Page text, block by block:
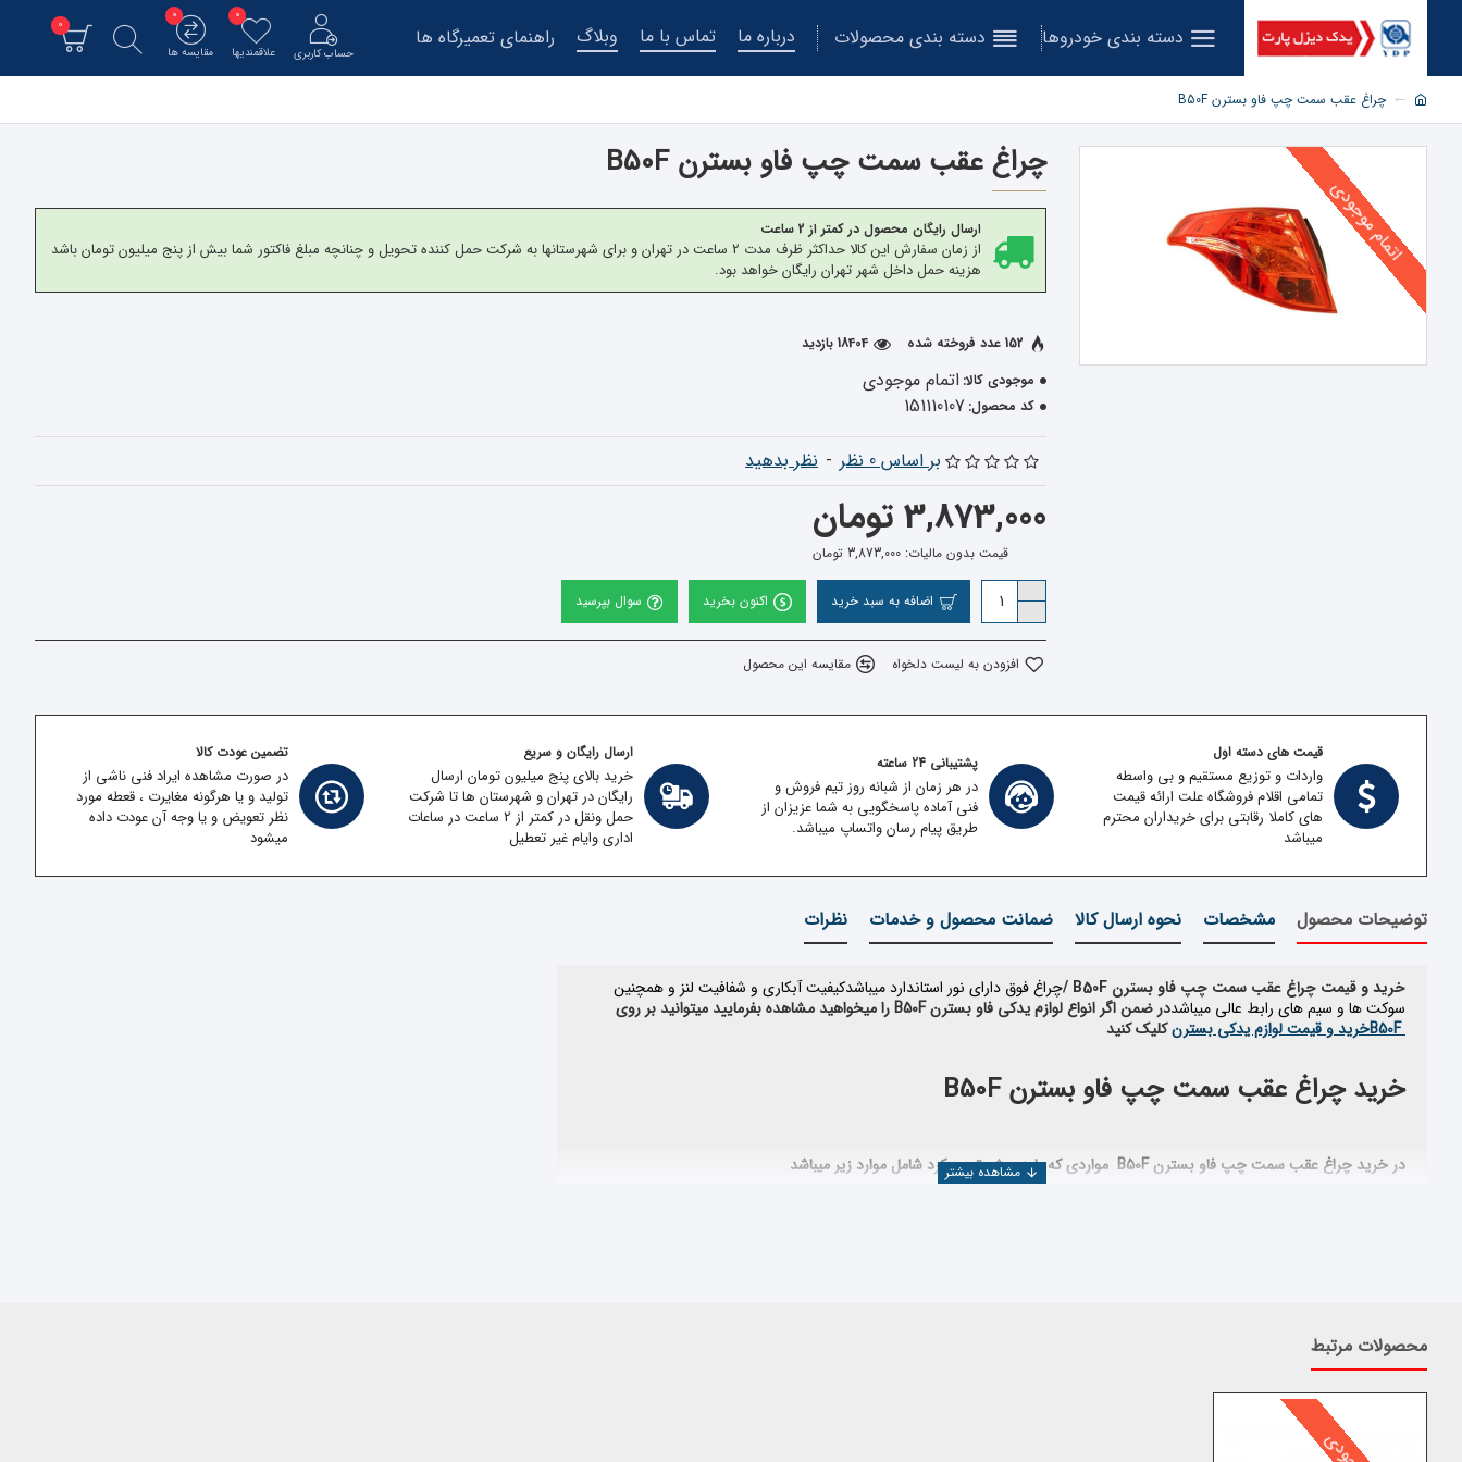
دسته بندی خودروها دسته بندی محصولات درباره ما تماس با ما وبلاگ راهنمای تعمیرگاه ها
حساب کاربری علاقمندیها
0
مقایسه ها
0
0
چراغ عقب سمت چپ فاو بسترن B50F
اتمام موجودی
چراغ عقب سمت چپ فاو بسترن B50F
ارسال رایگان محصول در کمتر از 2 ساعت
از زمان سفارش این کالا حداکثر ظرف مدت 2 ساعت در تهران و برای شهرستانها به شرکت حمل کننده تحویل و چنانچه مبلغ فاکتور شما بیش از پنج میلیون تومان باشد
هزینه حمل داخل شهر تهران رایگان خواهد بود.
موجودی کالا: اتمام موجودی
کد محصول: 151110107
152 عدد فروخته شده 18404 بازدید
بر اساس 0 نظر - نظر بدهید
3,873,000 تومان
قیمت بدون مالیات: 3,873,000 تومان
اضافه به سبد خرید اکنون بخرید سوال بپرسید
افزودن به لیست دلخواه مقایسه این محصول
قیمت های دسته اول
واردات و توزیع مستقیم و بی واسطه
تمامی اقلام فروشگاه علت ارائه قیمت
های کاملا رقابتی برای خریداران محترم
میباشد
پشتیبانی 24 ساعته
در هر زمان از شبانه روز تیم فروش و
فنی آماده پاسخگویی به شما عزیزان از
طریق پیام رسان واتساپ میباشد.
ارسال رایگان و سریع
خرید بالای پنج میلیون تومان ارسال
رایگان در تهران و شهرستان ها تا شرکت
حمل ونقل در کمتر از 2 ساعت در ساعات
اداری وایام غیر تعطیل
تضمین عودت کالا
در صورت مشاهده ایراد فنی ناشی از
تولید و یا هرگونه مغایرت ، قعطه مورد
نظر تعویض و یا وجه آن عودت داده
میشود
توضیحات محصول مشخصات نحوه ارسال کالا ضمانت محصول و خدمات نظرات
خرید و قیمت چراغ عقب سمت چپ فاو بسترن B50F / چراغ فوق دارای نور استاندارد میباشدکیفیت آبکاری و شفافیت لنز و همچنین
سوکت ها و سیم های رابط عالی میباشددر ضمن اگر انواع لوازم یدکی فاو بسترنB50Fرا میخواهید مشاهده بفرمایید میتوانید بر روی
خرید و قیمت لوازم یدکی بسترنB50F کلیک کنید
خرید چراغ عقب سمت چپ فاو بسترن B50F
در خرید چراغ عقب سمت چپ فاو بسترن B50F مواردی که باید بهش توجه کرد شامل موارد زیر میباشد
همچنین جهت بررسی و خرید دیگر
المللی تهیه و عرضه می نماید
محصولات مرتبط